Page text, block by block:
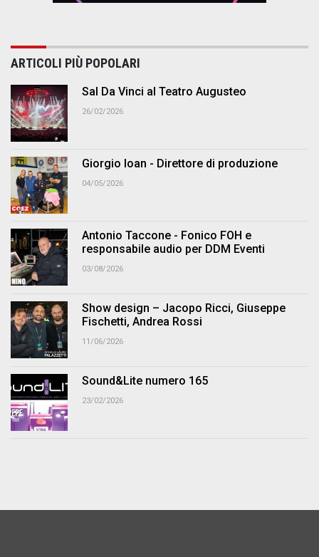
ARTICOLI PIÙ POPOLARI
Sal Da Vinci al Teatro Augusteo
26/02/2026
Giorgio Ioan - Direttore di produzione
04/05/2026
Antonio Taccone - Fonico FOH e
responsabile audio per DDM Eventi
03/08/2026
Show design – Jacopo Ricci, Giuseppe
Fischetti, Andrea Rossi
11/06/2026
Sound&Lite numero 165
23/02/2026